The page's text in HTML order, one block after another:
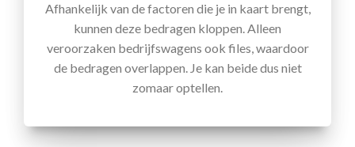
Afhankelijk van de factoren die je in kaart brengt,
kunnen deze bedragen kloppen. Alleen
veroorzaken bedrijfswagens ook files, waardoor
de bedragen overlappen. Je kan beide dus niet
zomaar optellen.